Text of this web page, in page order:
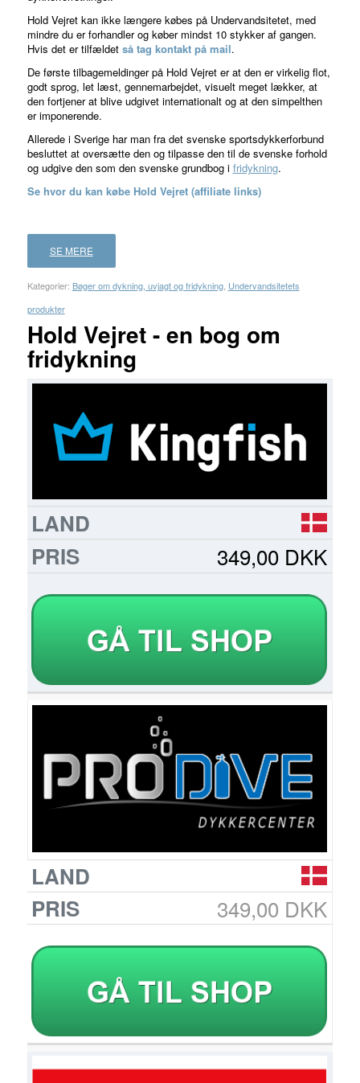
Hold Vejret kan ikke længere købes på Undervandsitetet, med
mindre du er forhandler og køber mindst 10 stykker af gangen.
Hvis det er tilfældet så tag kontakt på mail.
De første tilbagemeldinger på Hold Vejret er at den er virkelig flot,
godt sprog, let læst, gennemarbejdet, visuelt meget lækker, at
den fortjener at blive udgivet internationalt og at den simpelthen
er imponerende.
Allerede i Sverige har man fra det svenske sportsdykkerforbund
besluttet at oversætte den og tilpasse den til de svenske forhold
og udgive den som den svenske grundbog i fridykning.
Se hvor du kan købe Hold Vejret (affiliate links)
SE MERE
Kategorier: Bøger om dykning, uvjagt og fridykning, Undervandsitetets
produkter
Hold Vejret - en bog om
fridykning
349,00 DKK
349,00 DKK